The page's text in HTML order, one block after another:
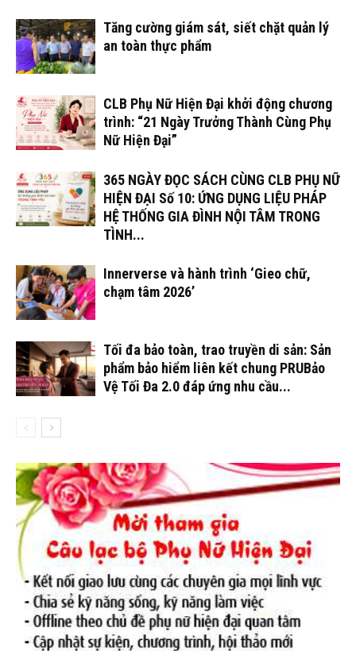
Tăng cường giám sát, siết chặt quản lý
an toàn thực phẩm
CLB Phụ Nữ Hiện Đại khởi động chương
trình: “21 Ngày Trưởng Thành Cùng Phụ
Nữ Hiện Đại”
365 NGÀY ĐỌC SÁCH CÙNG CLB PHỤ NỮ
HIỆN ĐẠI Số 10: ỨNG DỤNG LIỆU PHÁP
HỆ THỐNG GIA ĐÌNH NỘI TÂM TRONG
TÌNH...
Innerverse và hành trình ‘Gieo chữ,
chạm tâm 2026’
Tối đa bảo toàn, trao truyền di sản: Sản
phẩm bảo hiểm liên kết chung PRUBảo
Vệ Tối Đa 2.0 đáp ứng nhu cầu...